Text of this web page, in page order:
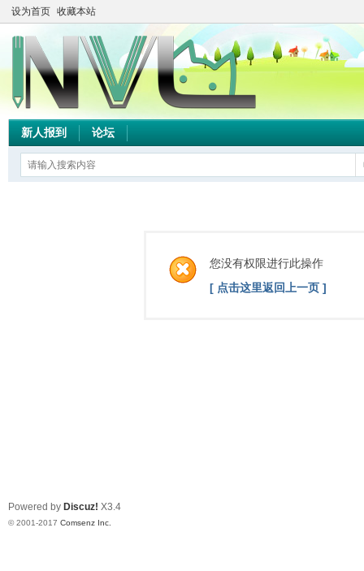
设为首页 收藏本站
新人报到 论坛
您没有权限进行此操作
[ 点击这里返回上一页 ]
Powered by Discuz! X3.4
© 2001-2017 Comsenz Inc.